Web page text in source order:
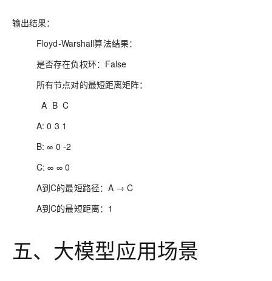
输出结果：
Floyd-Warshall算法结果：
是否存在负权环：False
所有节点对的最短距离矩阵：
A B C
A: 0 3 1
B: ∞ 0 -2
C: ∞ ∞ 0
A到C的最短路径：A → C
A到C的最短距离：1
五、大模型应用场景